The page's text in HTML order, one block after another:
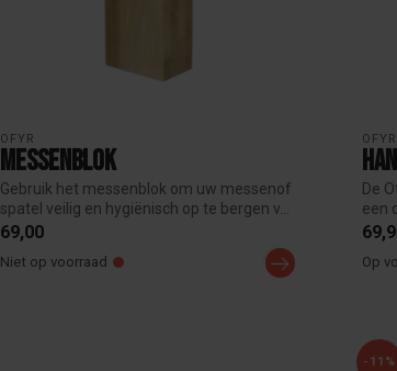
OFYR
Messenblok
Gebruik het messenblok om uw messenof
spatel veilig en hygiënisch op te bergen v...
69,00
Niet op voorraad
OFYR
De
een
Ofy...
Op
-11%